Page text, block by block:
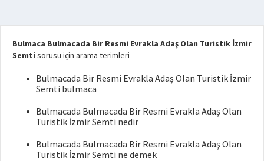
Bulmaca Bulmacada Bir Resmi Evrakla Adaş Olan Turistik İzmir
Semti sorusu için arama terimleri
Bulmacada Bir Resmi Evrakla Adaş Olan Turistik İzmir
Semti bulmaca
Bulmacada Bulmacada Bir Resmi Evrakla Adaş Olan
Turistik İzmir Semti nedir
Bulmacada Bulmacada Bir Resmi Evrakla Adaş Olan
Turistik İzmir Semti ne demek